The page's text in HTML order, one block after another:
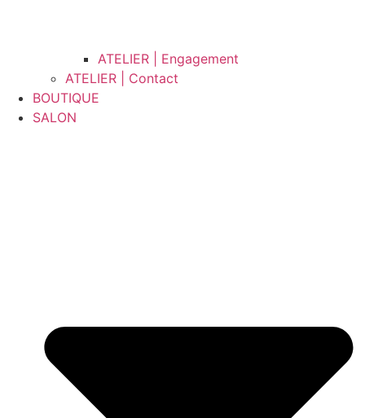
ATELIER | Engagement
ATELIER | Contact
BOUTIQUE
SALON